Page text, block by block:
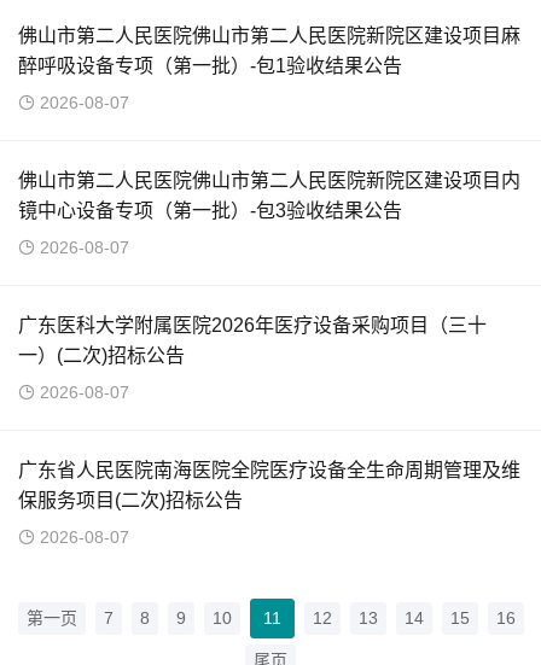
佛山市第二人民医院佛山市第二人民医院新院区建设项目麻
醉呼吸设备专项（第一批）-包1验收结果公告
2026-08-07
佛山市第二人民医院佛山市第二人民医院新院区建设项目内
镜中心设备专项（第一批）-包3验收结果公告
2026-08-07
广东医科大学附属医院2026年医疗设备采购项目（三十
一）(二次)招标公告
2026-08-07
广东省人民医院南海医院全院医疗设备全生命周期管理及维
保服务项目(二次)招标公告
2026-08-07
第一页 7 8 9 10 11 12 13 14 15 16
尾页